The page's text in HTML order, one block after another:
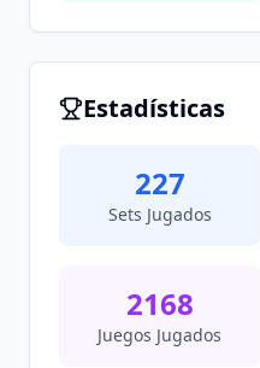
Estadísticas
227
Sets Jugados
2168
Juegos Jugados